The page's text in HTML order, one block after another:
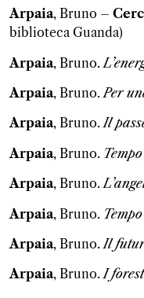
Arpaia, Bruno –
biblioteca Guanda)
Arpaia, Bruno.
Arpaia, Bruno.Per
Arpaia, Bruno.Il
Arpaia, Bruno.
Arpaia, Bruno.
Arpaia, Bruno.
Arpaia, Bruno.Il
Arpaia, Bruno.I